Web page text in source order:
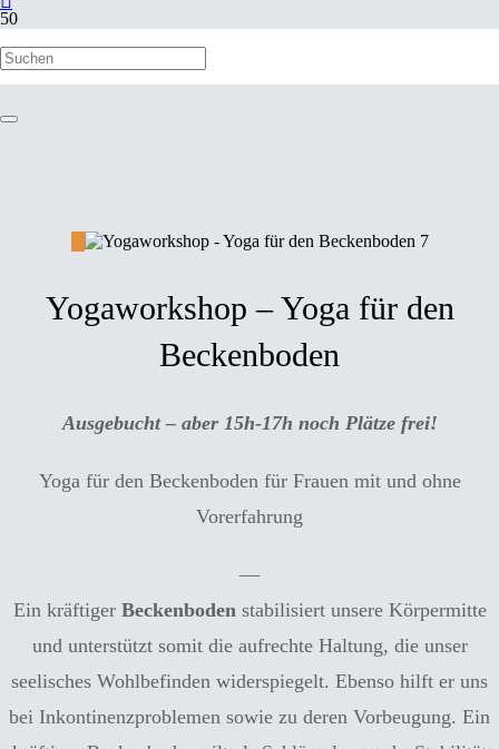
Yogaworkshop – Yoga für den
Beckenboden
Ausgebucht – aber 15h-17h noch Plätze frei!
Yoga für den Beckenboden für Frauen mit und ohne
Vorerfahrung
—
Ein kräftiger Beckenbodenstabilisiert unsere Körpermitte
und unterstützt somit die aufrechte Haltung, die unser
seelisches Wohlbefinden widerspiegelt. Ebenso hilft er uns
bei Inkontinenzproblemen sowie zu deren Vorbeugung. Ein